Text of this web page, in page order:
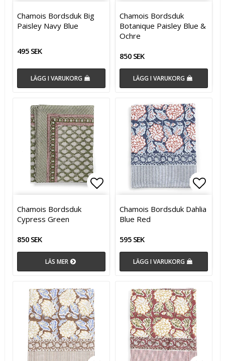
Lägg till i favoritlistan
Lägg till i favoritlistan
Chamois Bordsduk Big
Paisley Navy Blue
495 SEK
LÄGG I VARUKORG
Chamois Bordsduk
Botanique Paisley Blue &
Ochre
850 SEK
LÄGG I VARUKORG
Lägg till i favoritlistan
Chamois Bordsduk
Cypress Green
850 SEK
LÄS MER
Chamois Bordsduk Dahlia
Blue Red
595 SEK
LÄGG I VARUKORG